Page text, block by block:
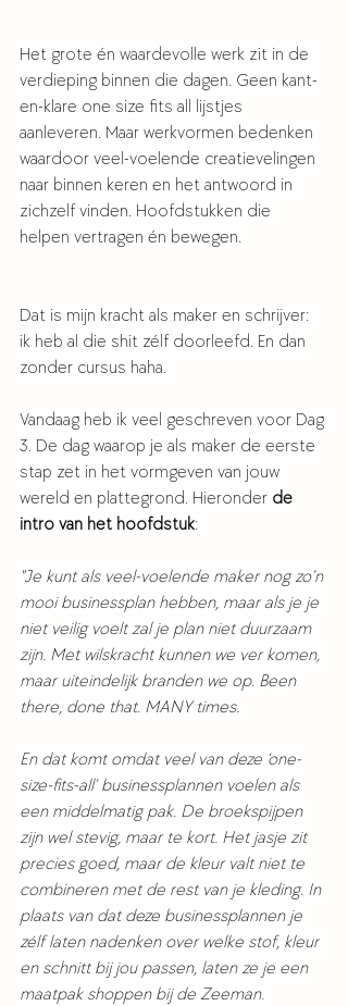
Het grote én waardevolle werk zit in de
verdieping binnen die dagen. Geen kant-
en-klare one size fits all lijstjes
aanleveren. Maar werkvormen bedenken
waardoor veel-voelende creatievelingen
naar binnen keren en het antwoord in
zichzelf vinden. Hoofdstukken die
helpen vertragen én bewegen.
Dat is mijn kracht als maker en schrijver:
ik heb al die shit zélf doorleefd. En dan
zonder cursus haha.
Vandaag heb ik veel geschreven voor Dag
3. De dag waarop je als maker de eerste
stap zet in het vormgeven van jouw
wereld en plattegrond. Hieronder de
intro van het hoofdstuk:
"Je kunt als veel-voelende maker nog zo’n
mooi businessplan hebben, maar als je je
niet veilig voelt zal je plan niet duurzaam
zijn. Met wilskracht kunnen we ver komen,
maar uiteindelijk branden we op. Been
there, done that. MANY times.
En dat komt omdat veel van deze ‘one-
size-fits-all’ businessplannen voelen als
een middelmatig pak. De broekspijpen
zijn wel stevig, maar te kort. Het jasje zit
precies goed, maar de kleur valt niet te
combineren met de rest van je kleding. In
plaats van dat deze businessplannen je
zélf laten nadenken over welke stof, kleur
en schnitt bij jou passen, laten ze je een
maatpak shoppen bij de Zeeman.